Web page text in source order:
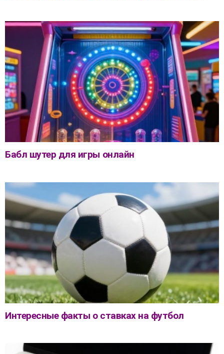
Бабл шутер для игры онлайн
Интересные факты о ставках на футбол